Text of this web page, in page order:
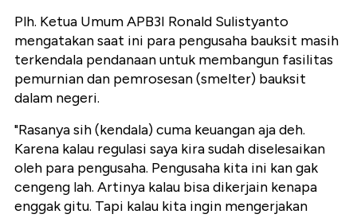
Plh. Ketua Umum APB3I Ronald Sulistyanto
mengatakan saat ini para pengusaha bauksit masih
terkendala pendanaan untuk membangun fasilitas
pemurnian dan pemrosesan (smelter) bauksit
dalam negeri.
"Rasanya sih (kendala) cuma keuangan aja deh.
Karena kalau regulasi saya kira sudah diselesaikan
oleh para pengusaha. Pengusaha kita ini kan gak
cengeng lah. Artinya kalau bisa dikerjain kenapa
enggak gitu. Tapi kalau kita ingin mengerjakan